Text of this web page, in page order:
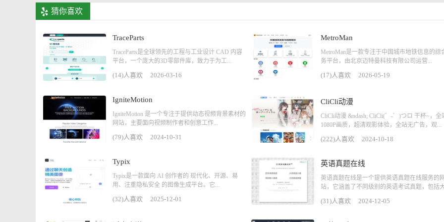
猜你喜欢
TraceParts
TraceParts是全球领先的工程与工业设计 CAD 内容
平台，一个庞大的3D零部件库，致力于为工...
(14)人喜欢 2026-03-16
MetroMan
MetroMan是一款专注于中国城市地铁信息的综
务平台，由北京迈特曼科技有限公司运营...
(17)人喜欢 2026-05-19
IgniteMotion
IgniteMotion 是一个专注于提供动态视频背景素材的
网站，主要面向视频制作者和创意工作...
(79)人喜欢 2024-10-31
CliCli动漫
CliCli动漫 &ndash; CliCli(゜-゜)つロ 干杯~，全
1080P画质，超清观影体验，全站无广告，观...
(222)人喜欢 2024-10-18
Typix
Typix是一款面向 AI 创作者的 现代化、开源、易
用、注重隐私安全 的图像生成平台。它...
(32)人喜欢 2025-12-01
英语真题在线
英语真题在线是一个提供英语真题在线服务的网
站，它涵盖了不同级别的英语考试真题，包括
(31)人喜欢 2024-12-05